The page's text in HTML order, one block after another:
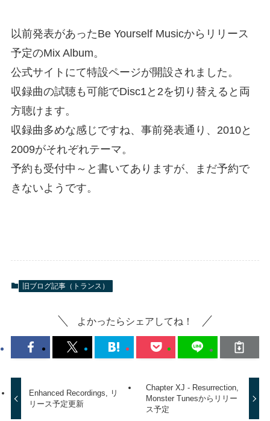
以前発表があったBe Yourself Musicからリリース
予定のMix Album。
公式サイトにて特設ページが開設されました。
収録曲の試聴も可能でDisc1と2を切り替えると両
方聴けます。
収録曲多めな感じですね、事前発表通り、2010と
2009がそれぞれテーマ。
予約も受付中～と書いてありますが、まだ予約で
きないようです。
旧ブログ記事（トランス）
よかったらシェアしてね！
Enhanced Recordings, リ
リース予定更新
Chapter XJ - Resurrection,
Monster Tunesからリリー
ス予定